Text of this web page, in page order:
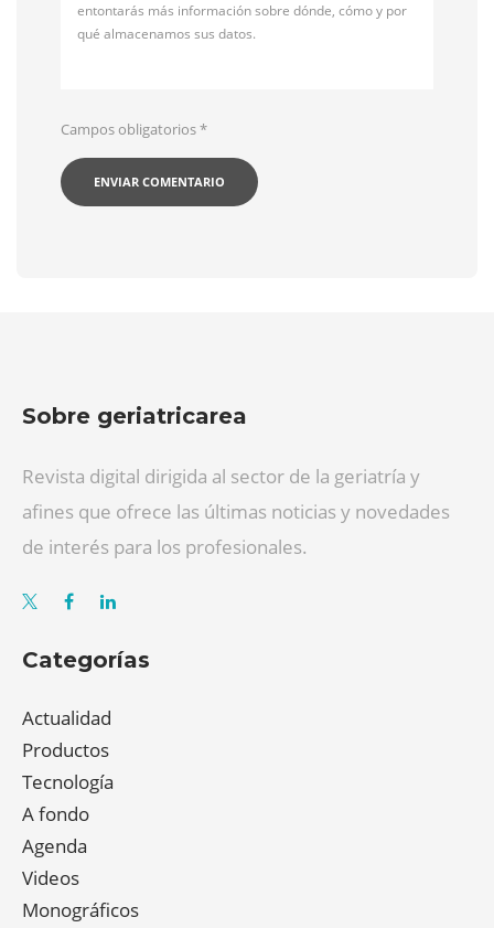
entontarás más información sobre dónde, cómo y por
qué almacenamos sus datos.
Campos obligatorios*
Sobre geriatricarea
Revista digital dirigida al sector de la geriatría y
afines que ofrece las últimas noticias y novedades
de interés para los profesionales.
Categorías
Actualidad
Productos
Tecnología
A fondo
Agenda
Videos
Monográficos